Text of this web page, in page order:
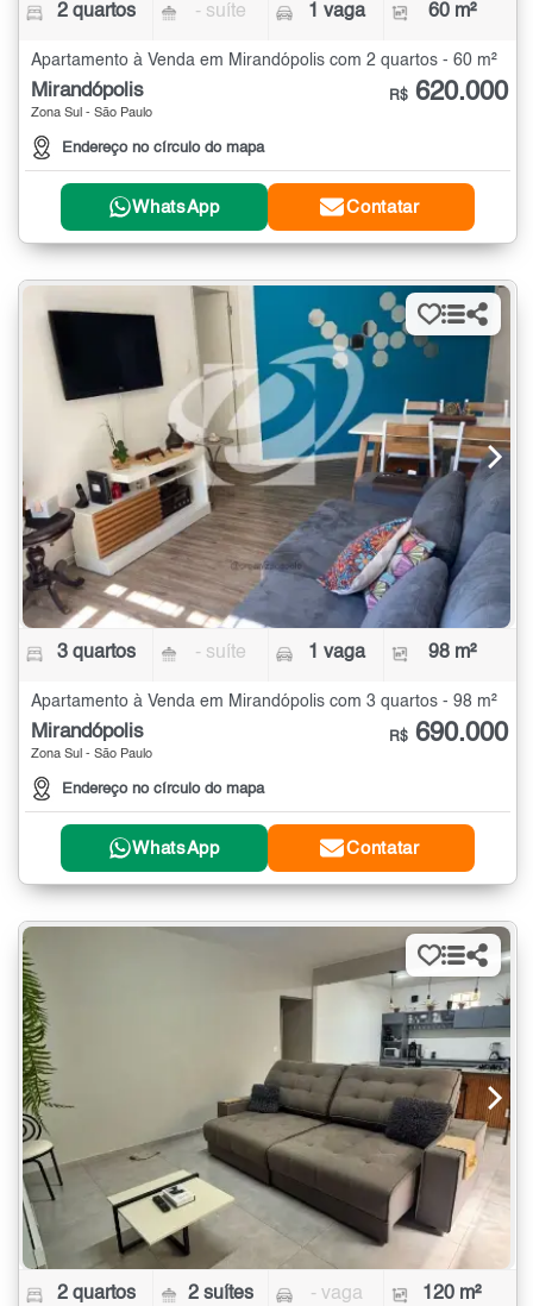
2 quartos - suíte 1 vaga 60 m²
Apartamento à Venda em Mirandópolis com 2 quartos - 60 m²
Mirandópolis
Zona Sul - São Paulo
Endereço no círculo do mapa
R$ 620.000
WhatsApp Contatar
3 quartos - suíte 1 vaga 98 m²
Apartamento à Venda em Mirandópolis com 3 quartos - 98 m²
Mirandópolis
Zona Sul - São Paulo
Endereço no círculo do mapa
R$ 690.000
WhatsApp Contatar
2 quartos 2 suítes - vaga 120 m²